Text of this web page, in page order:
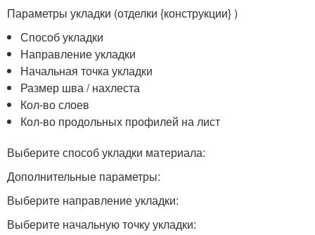
Параметры укладки (отделки {конструкции} )
Способ укладки
Направление укладки
Начальная точка укладки
Размер шва / нахлеста
Кол-во слоев
Кол-во продольных профилей на лист
Выберите способ укладки материала:
Дополнительные параметры:
Выберите направление укладки:
Выберите начальную точку укладки: